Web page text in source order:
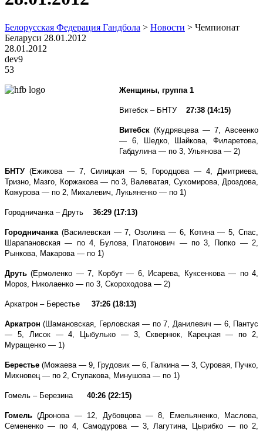
Белорусская Федерация Гандбола > Новости > Чемпионат
Беларуси 28.01.2012
28.01.2012
dev9
53
Женщины, группа 1
Витебск – БНТУ 27:38 (14:15)
Витебск (Кудрявцева — 7, Авсеенко
— 6, Шедко, Шайкова, Филаретова,
Габдулина — по 3, Ульянова — 2)
БНТУ (Ежикова — 7, Силицкая — 5, Городцова — 4, Дмитриева,
Тризно, Мазго, Коржакова — по 3, Валеватая, Сухомирова, Дроздова,
Кожурова — по 2, Михалевич, Лукьяненко — по 1)
Городничанка – Друть 36:29 (17:13)
Городничанка (Василевская — 7, Озолина — 6, Котина — 5, Спас,
Шарапановская — по 4, Булова, Платонович — по 3, Попко — 2,
Рынкова, Макарова — по 1)
Друть (Ермоленко — 7, Корбут — 6, Исарева, Куксенкова — по 4,
Мороз, Николаенко — по 3, Скороходова — 2)
Аркатрон – Берестье 37:26 (18:13)
Аркатрон (Шамановская, Герловская — по 7, Данилевич — 6, Пантус
— 5, Лисок — 4, Цыбулько — 3, Сквернюк, Карецкая — по 2,
Муращенко — 1)
Берестье (Можаева — 9, Грудовик — 6, Галкина — 3, Суровая, Пучко,
Михновец — по 2, Ступакова, Минушова — по 1)
Гомель – Березина 40:26 (22:15)
Гомель(Дронова — 12, Дубовцова — 8, Емельяненко, Маслова,
Семененко — по 4, Самодурова — 3, Лагутина, Цырибко — по 2,